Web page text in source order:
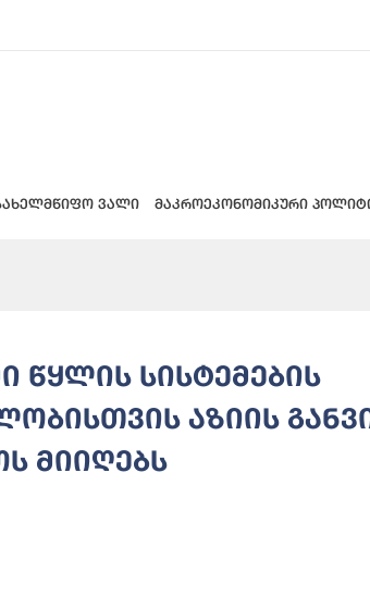
ვალი მაკროეკონომიკური
სისტემების
აზიის
მიიღებს